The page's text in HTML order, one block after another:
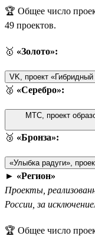
🏆 Общее число
49 проектов.
🥇 «Золото»:
VK, проект
🥈 «Серебро»:
МТС, проект
🥉 «Бронза»:
«Улыбка радуги»,
► «Регион»
Проекты,
России, за
🏆 Общее число